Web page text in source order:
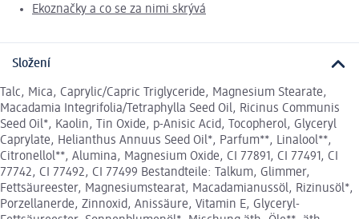
Ekoznačky a co se za nimi skrývá
Složení
Talc, Mica, Caprylic/Capric Triglyceride, Magnesium Stearate,
Macadamia Integrifolia/Tetraphylla Seed Oil, Ricinus Communis
Seed Oil*, Kaolin, Tin Oxide, p-Anisic Acid, Tocopherol, Glyceryl
Caprylate, Helianthus Annuus Seed Oil*, Parfum**, Linalool**,
Citronellol**, Alumina, Magnesium Oxide, CI 77891, CI 77491, CI
77742, CI 77492, CI 77499 Bestandteile: Talkum, Glimmer,
Fettsäureester, Magnesiumstearat, Macadamianussöl, Rizinusöl*,
Porzellanerde, Zinnoxid, Anissäure, Vitamin E, Glyceryl-